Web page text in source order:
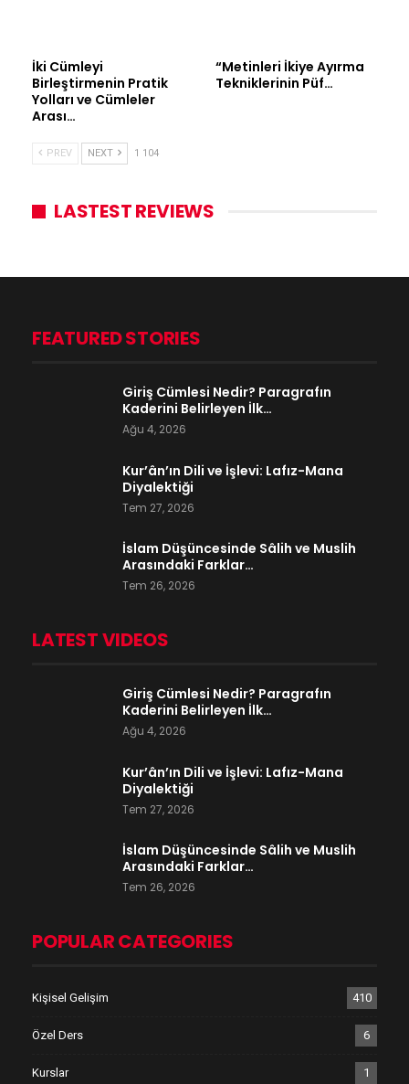
İki Cümleyi
Birleştirmenin Pratik
Yolları ve Cümleler
Arası…
“Metinleri İkiye Ayırma
Tekniklerinin Püf…
PREV NEXT 1 104
LASTEST REVIEWS
FEATURED STORIES
Giriş Cümlesi Nedir? Paragrafın
Kaderini Belirleyen İlk…
Ağu 4, 2026
Kur’ân’ın Dili ve İşlevi: Lafız-Mana
Diyalektiği
Tem 27, 2026
İslam Düşüncesinde Sâlih ve Muslih
Arasındaki Farklar…
Tem 26, 2026
LATEST VIDEOS
Giriş Cümlesi Nedir? Paragrafın
Kaderini Belirleyen İlk…
Ağu 4, 2026
Kur’ân’ın Dili ve İşlevi: Lafız-Mana
Diyalektiği
Tem 27, 2026
İslam Düşüncesinde Sâlih ve Muslih
Arasındaki Farklar…
Tem 26, 2026
POPULAR CATEGORIES
Kişisel Gelişim 410
Özel Ders 6
Kurslar 1